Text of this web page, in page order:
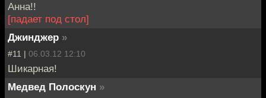
Анна!!
[падает под стол]
Джинджер »
#11 | 06.03.12 12:10
Шикарная!
Медвед Полоскун »